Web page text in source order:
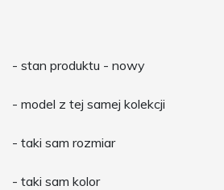
- stan produktu - nowy
- model z tej samej kolekcji
- taki sam rozmiar
- taki sam kolor